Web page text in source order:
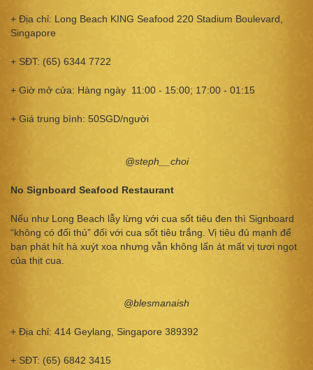
+ Địa chỉ: Long Beach KING Seafood 220 Stadium Boulevard,
Singapore
+ SĐT: (65) 6344 7722
+ Giờ mở cửa: Hàng ngày 11:00 - 15:00; 17:00 - 01:15
+ Giá trung bình: 50SGD/người
@steph__choi
No Signboard Seafood Restaurant
Nếu như Long Beach lẫy lừng với cua sốt tiêu đen thì Signboard
“không có đối thủ” đối với cua sốt tiêu trắng. Vị tiêu đủ mạnh để
bạn phát hít hà xuýt xoa nhưng vẫn không lấn át mất vị tươi ngọt
của thịt cua.
@blesmanaish
+ Địa chỉ: 414 Geylang, Singapore 389392
+ SĐT: (65) 6842 3415